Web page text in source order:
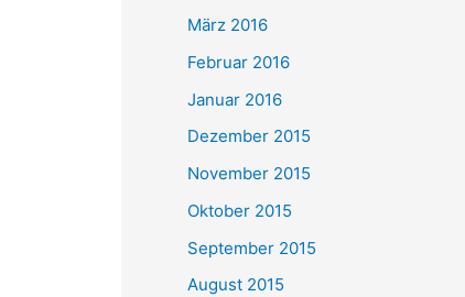
März 2016
Februar 2016
Januar 2016
Dezember 2015
November 2015
Oktober 2015
September 2015
August 2015